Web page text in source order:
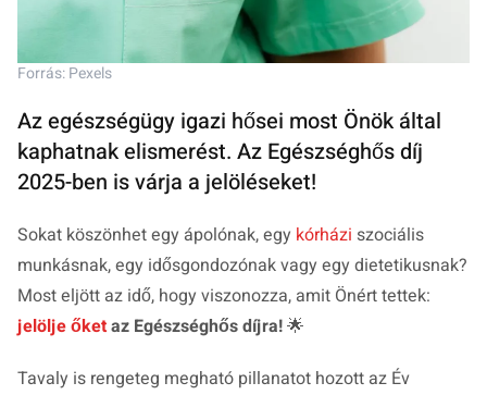
Forrás: Pexels
Az egészségügy igazi hősei most Önök által
kaphatnak elismerést. Az Egészséghős díj
2025-ben is várja a jelöléseket!
Sokat köszönhet egy ápolónak, egy kórházi szociális
munkásnak, egy idősgondozónak vagy egy dietetikusnak?
Most eljött az idő, hogy viszonozza, amit Önért tettek:
jelölje őketaz Egészséghős díjra!🌟
Tavaly is rengeteg megható pillanatot hozott az Év